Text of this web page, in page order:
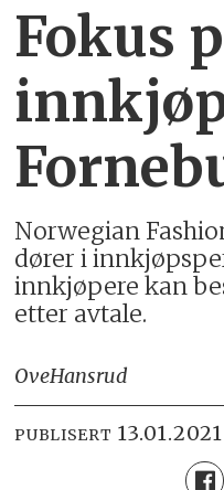
Fokus
Norwegian
dører i
innkjøpere kan
etter avtale.
OveHansrud
PUBLISERT